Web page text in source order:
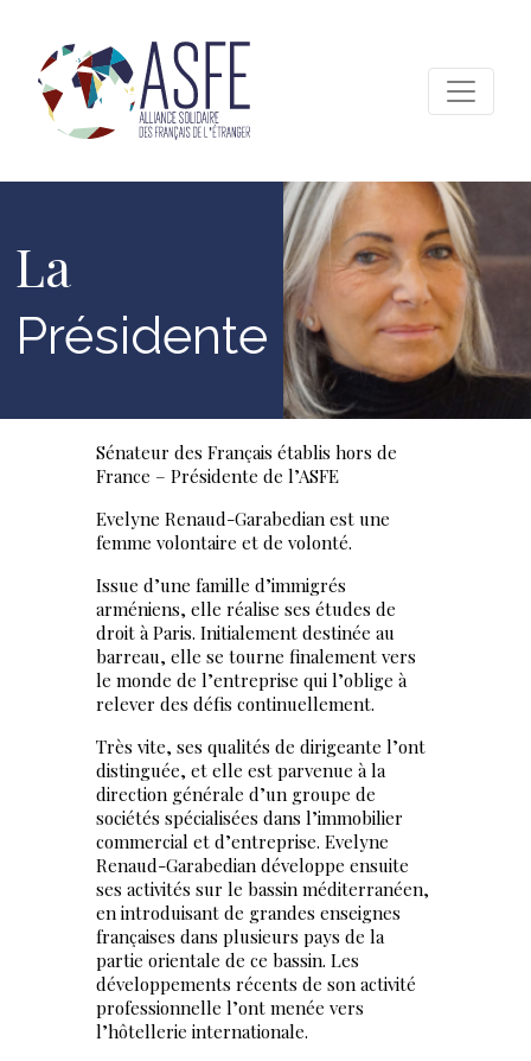
content
ASFE
Alliance Solidaire des Français de l'étranger
La
Présidente
Sénateur des Français établis hors de
France – Présidente de l’ASFE
Evelyne Renaud-Garabedian est une
femme volontaire et de volonté.
Issue d’une famille d’immigrés
arméniens, elle réalise ses études de
droit à Paris. Initialement destinée au
barreau, elle se tourne finalement vers
le monde de l’entreprise qui l’oblige à
relever des défis continuellement.
Très vite, ses qualités de dirigeante l’ont
distinguée, et elle est parvenue à la
direction générale d’un groupe de
sociétés spécialisées dans l’immobilier
commercial et d’entreprise. Evelyne
Renaud-Garabedian développe ensuite
ses activités sur le bassin méditerranéen,
en introduisant de grandes enseignes
françaises dans plusieurs pays de la
partie orientale de ce bassin. Les
développements récents de son activité
professionnelle l’ont menée vers
l’hôtellerie internationale.